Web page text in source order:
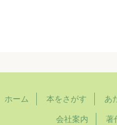
ホーム 本をさがす あ
会社案内 著